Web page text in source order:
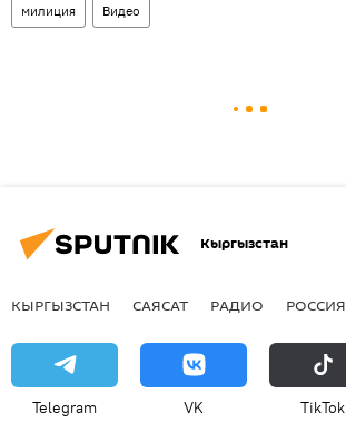
милиция Видео
Кыргызстан
КЫРГЫЗСТАН САЯСАТ РАДИО РОССИЯ
Telegram VK ТikТоk